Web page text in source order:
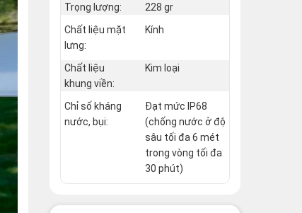
Trọng lượng:
228 gr
Chất liệu mặt
lưng:
Kính
Chất liệu
khung viền:
Kim loại
Chỉ số kháng
nước, bụi:
Đạt mức IP68
(chống nước ở độ
sâu tối đa 6 mét
trong vòng tối đa
30 phút)